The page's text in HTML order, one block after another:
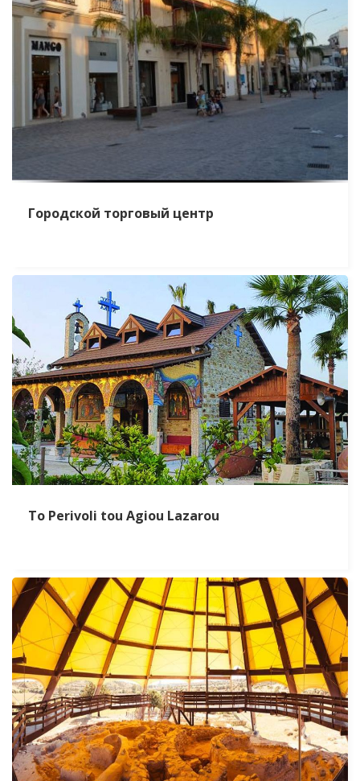
Городской торговый центр
To Perivoli tou Agiou Lazarou